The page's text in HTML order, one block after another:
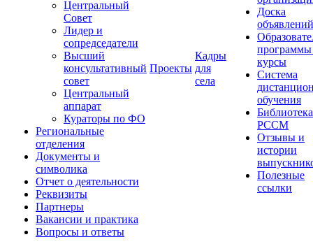
Центральный
Совет
Лидер и
сопредседатели
Высший
консультативный
совет
Центральный
аппарат
Кураторы по ФО
Региональные
отделения
Документы и
символика
Отчет о деятельности
Реквизиты
Партнеры
Вакансии и практика
Вопросы и ответы
Проекты
Кадры
для
села
Доска
объявлений
курсы
Система
обучения
Библиотека
РССМ
Отзывы и
истории
Полезные
ссылки